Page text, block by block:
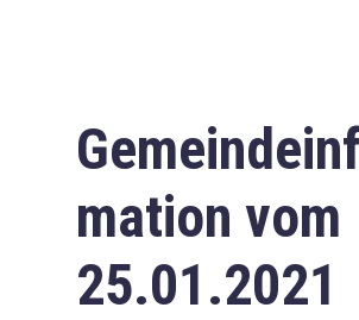
mation vom
25.01.2021